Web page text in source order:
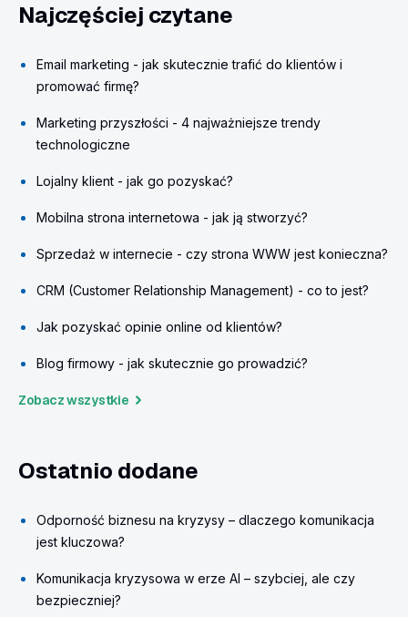
Najczęściej czytane
Email marketing - jak skutecznie trafić do klientów i
promować firmę?
Marketing przyszłości - 4 najważniejsze trendy
technologiczne
Lojalny klient - jak go pozyskać?
Mobilna strona internetowa - jak ją stworzyć?
Sprzedaż w internecie - czy strona WWW jest konieczna?
CRM (Customer Relationship Management) - co to jest?
Jak pozyskać opinie online od klientów?
Blog firmowy - jak skutecznie go prowadzić?
Zobacz wszystkie
Ostatnio dodane
Odporność biznesu na kryzysy – dlaczego komunikacja
jest kluczowa?
Komunikacja kryzysowa w erze AI – szybciej, ale czy
bezpieczniej?